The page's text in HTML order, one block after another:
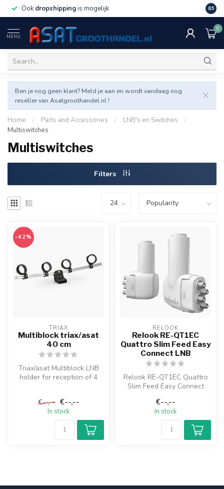
Ook dropshippingis mogelijk Veel
8.5
MENU
0
Ben je nog geen klant? Meld je aan en wordt vandaag nog
reseller van Asatgroothandel.nl !
Home / Parts and Accessories / LNB's en Switches
/
Multiswitches
Multiswitches
Filters
-42%
TRIAX
Multiblock triax/asat
40 cm
Triax/asat Multiblock LNB
holder for reception of 4
€--,-- €--,--
In stock
RELOOK
Relook RE-QT1EC
Quattro Slim Feed Easy
Connect LNB
Relook RE-QT1EC Quattro
Slim Feed Easy Connect
combination wit...
€--,--
In stock